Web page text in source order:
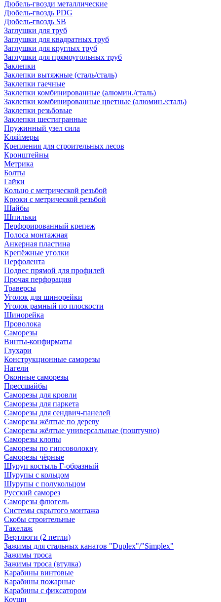
Дюбель-гвозди металлические
Дюбель-гвоздь PDG
Дюбель-гвоздь SB
Заглушки для труб
Заглушки для квадратных труб
Заглушки для круглых труб
Заглушки для прямоугольных труб
Заклепки
Заклепки вытяжные (сталь/сталь)
Заклепки гаечные
Заклепки комбинированные (алюмин./сталь)
Заклепки комбинированные цветные (алюмин./сталь)
Заклепки резьбовые
Заклепки шестигранные
Пружинный узел сила
Кляймеры
Крепления для строительных лесов
Кронштейны
Метрика
Болты
Гайки
Кольцо с метрической резьбой
Крюки с метрической резьбой
Шайбы
Шпильки
Перфорированный крепеж
Полоса монтажная
Анкерная пластина
Крепёжные уголки
Перфолента
Подвес прямой для профилей
Прочая перфорация
Траверсы
Уголок для шинорейки
Уголок рамный по плоскости
Шинорейка
Проволока
Саморезы
Винты-конфирматы
Глухари
Конструкционные саморезы
Нагели
Оконные саморезы
Прессшайбы
Саморезы для кровли
Саморезы для паркета
Саморезы для сендвич-панелей
Саморезы жёлтые по дереву
Саморезы жёлтые универсальные (поштучно)
Саморезы клопы
Саморезы по гипсоволокну
Саморезы чёрные
Шуруп костыль Г-образный
Шурупы с кольцом
Шурупы с полукольцом
Русский саморез
Саморезы флюгель
Системы скрытого монтажа
Скобы строительные
Такелаж
Вертлюги (2 петли)
Зажимы для стальных канатов "Duplex"/"Simplex"
Зажимы троса
Зажимы троса (втулка)
Карабины винтовые
Карабины пожарные
Карабины с фиксатором
Коуши